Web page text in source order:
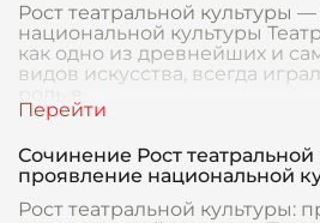
Рост театральной культуры
национальной культуры
как одно из древнейших и
видов искусства, всегда
Сочинение Рост театральной
проявление национальной
Рост театральной культуры: